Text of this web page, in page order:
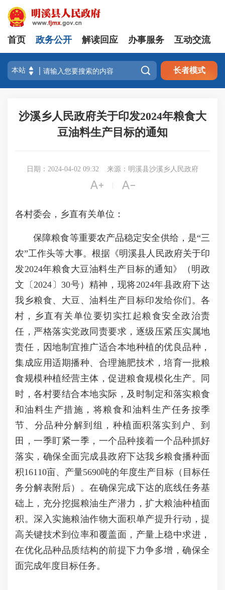
首页 政务公开 解读回应 办事服务 互动交流
 长者模式
沙溪乡人民政府关于印发2024年粮食大
豆油料生产目标的通知
日期：2024-04-02 09:32 来源：明溪县沙溪乡人民政府
 
各村委会，乡直有关单位：
保障粮食等重要农产品稳定安全供给，是“三
农”工作头等大事。根据《明溪县人民政府关于印
发2024年粮食大豆油料生产目标的通知》（明政
文〔2024〕30号）精神，现将2024年县政府下达
我乡粮食、大豆、油料生产目标印发给你们。各
村，乡直有关单位要切实扛起粮食安全政治责
任，严格落实党政同责要求，逐级压紧压实属地
责任，因地制宜推广适合本地种植的优良品种，
集成应用适期播种、合理施肥技术，培育一批粮
食规模种植经营主体，促进粮食规模化生产。同
时，各村要结合本地实际，及时制定和落实粮食
和油料生产措施，将粮食和油料生产任务按季
节、分品种分解到组，种植面积落实到户、到
田，一季盯紧一季，一个品种接着一个品种抓好
落实，确保全面完成县政府下达我乡粮食播种面
积16110亩、产量5690吨的年度生产目标（目标任
务分解表附后）。在确保完成下达的底线任务基
础上，充分挖掘粮油生产潜力，扩大粮油种植面
积。深入实施粮油作物大面积单产提升行动，提
高关键技术到位率和覆盖面，产量上稳中求进，
在优化品种品质结构的前提下力争多增，确保全
面完成年度目标任务。